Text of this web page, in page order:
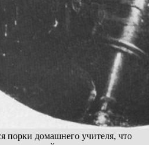
порки домашнего учителя, что